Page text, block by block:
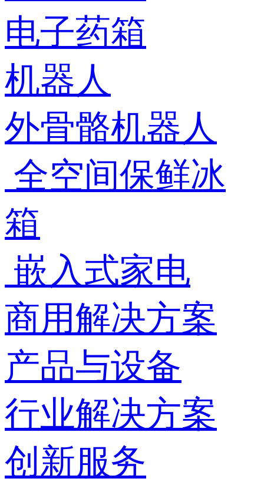
电子药箱
机器人
外骨骼机器人
全空间保鲜冰
箱
嵌入式家电
商用解决方案
产品与设备
行业解决方案
创新服务